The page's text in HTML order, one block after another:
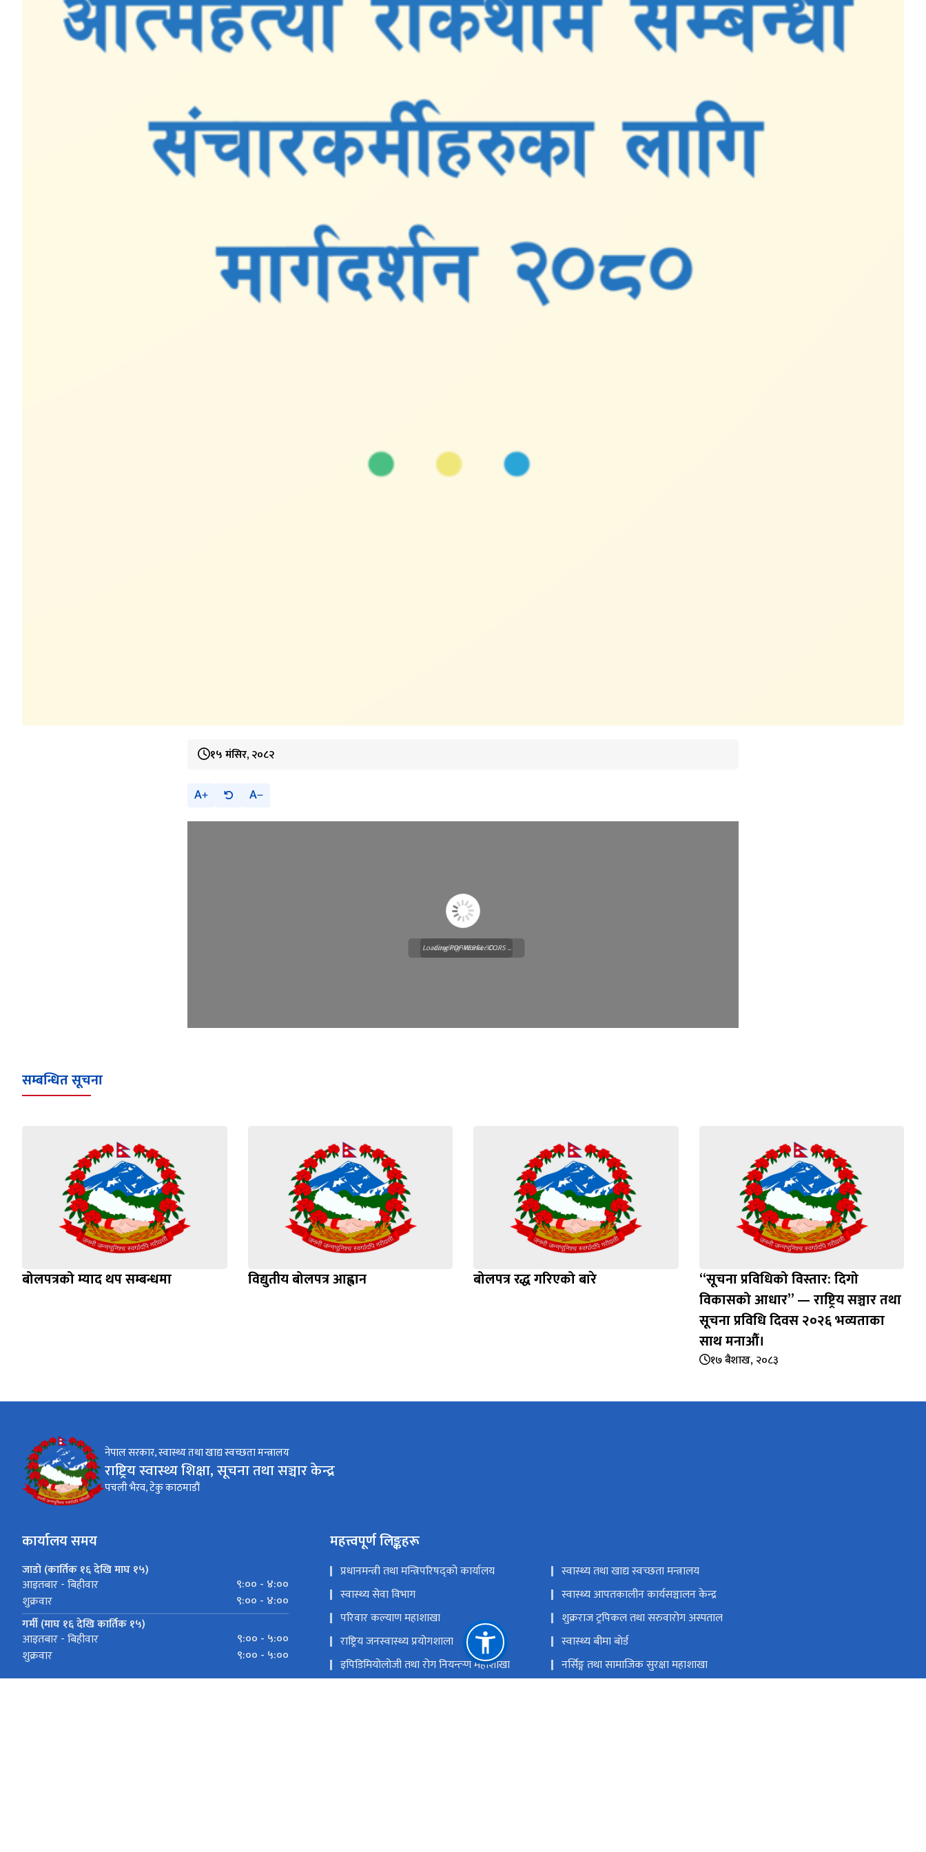
१५ मंसिर, २०८२
A A
Loading WEBGL 3D ...
Loading PDF Worker CORS ...
सम्बन्धित सूचना
बोलपत्रको म्याद थप सम्बन्धमा विद्युतीय बोलपत्र आह्वान बोलपत्र रद्ध गरिएको बारे
“सूचना प्रविधिको विस्तार: दिगो
विकासको आधार” — राष्ट्रिय सञ्चार तथा
सूचना प्रविधि दिवस २०२६ भव्यताका
साथ मनाऔँ।
१७ बैशाख, २०८३
नेपाल सरकार, स्वास्थ्य तथा खाद्य स्वच्छता मन्त्रालय
राष्ट्रिय स्वास्थ्य शिक्षा, सूचना तथा सञ्चार केन्द्र
पचली भैरव, टेकु काठमाडौं
कार्यालय समय
जाडो (कार्तिक १६ देखि माघ १५)
आइतबार - बिहीवार
९:०० - ४:००
शुक्रवार
९:०० - ४:००
गर्मी (माघ १६ देखि कार्तिक १५)
आइतबार - बिहीवार
९:०० - ५:००
शुक्रवार
९:०० - ५:००
महत्त्वपूर्ण लिङ्कहरू
प्रधानमन्त्री तथा मन्त्रिपरिषद्को कार्यालय
स्वास्थ्य तथा खाद्य स्वच्छता मन्त्रालय
स्वास्थ्य सेवा विभाग
स्वास्थ्य आपतकालीन कार्यसञ्चालन केन्द्र
परिवार कल्याण महाशाखा
शुक्रराज ट्रपिकल तथा सरुवारोग अस्पताल
राष्ट्रिय जनस्वास्थ्य प्रयोगशाला
स्वास्थ्य बीमा बाेर्ड
इपिडिमियोलोजी तथा रोग नियन्त्र्‍ण महाशाखा
नर्सिङ्ग तथा सामाजिक सुरक्षा महाशाखा